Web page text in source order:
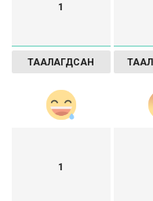
1
ТААЛАГДСАН
1